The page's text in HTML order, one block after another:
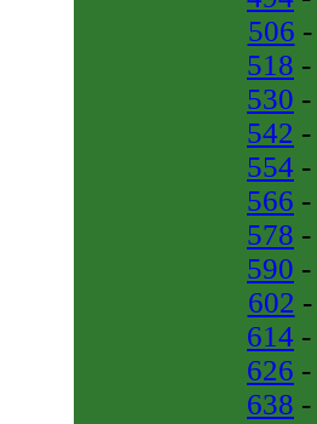
506 -
518 -
530 -
542 -
554 -
566 -
578 -
590 -
602 -
614 -
626 -
638 -